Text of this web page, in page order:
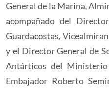
General de la Marina,
acompañado del
Guardacostas,
y el Director General de
Antárticos del Ministerio
Embajador Roberto